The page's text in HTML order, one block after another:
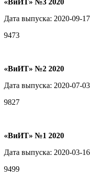
«ВиИТ» №3 2020
Дата выпуска: 2020-09-17
9473
«ВиИТ» №2 2020
Дата выпуска: 2020-07-03
9827
«ВиИТ» №1 2020
Дата выпуска: 2020-03-16
9499